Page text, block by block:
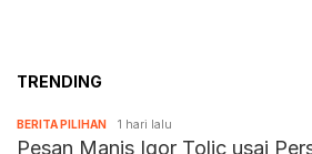
TRENDING
BERITA PILIHAN 1 hari lalu
Pesan Manis Igor Tolic usai